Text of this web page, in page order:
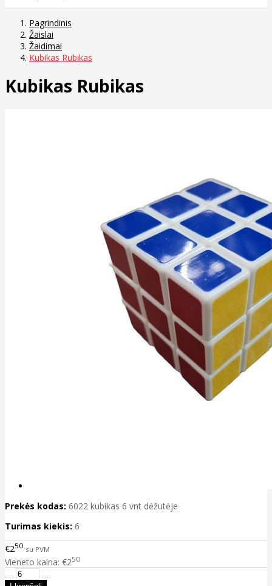
Pagrindinis
Žaislai
Žaidimai
Kubikas Rubikas
Kubikas Rubikas
Prekės kodas: 6022 kubikas 6 vnt dėžutėje
Turimas kiekis: 6
€250 su PVM
Vieneto kaina: €250